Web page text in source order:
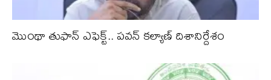
మొంథా తుఫాన్ ఎఫెక్ట్.. పవన్ కల్యాణ్ దిశానిర్దేశం